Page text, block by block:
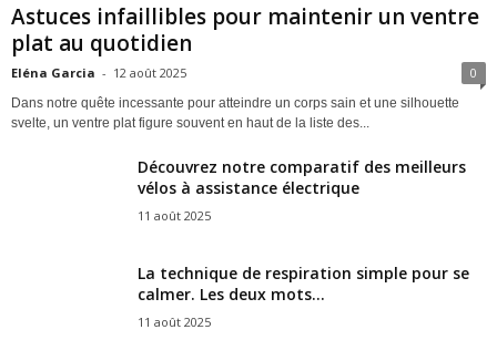
Astuces infaillibles pour maintenir un ventre
plat au quotidien
Eléna Garcia - 12 août 2025 0
Dans notre quête incessante pour atteindre un corps sain et une silhouette
svelte, un ventre plat figure souvent en haut de la liste des...
Découvrez notre comparatif des meilleurs
vélos à assistance électrique
11 août 2025
La technique de respiration simple pour se
calmer. Les deux mots...
11 août 2025